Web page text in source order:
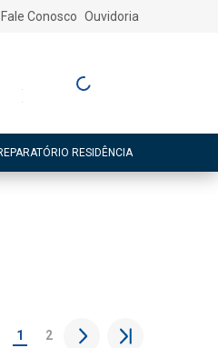
Fale Conosco Ouvidoria
Entre ou Cadastre-
RESIDÊNCIA
1 2